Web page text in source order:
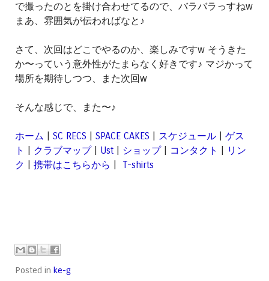
で撮ったのとを掛け合わせてるので、バラバラっすねw
まあ、雰囲気が伝わればなと♪
さて、次回はどこでやるのか、楽しみですw そうきた
か〜っていう意外性がたまらなく好きです♪ マジかって
場所を期待しつつ、また次回w
そんな感じで、また〜♪
ホーム SC RECS SPACE CAKES スケジュール
ゲス
ト
クラブマップ| Ust ショップ| コンタクト
リン
ク
携帯はこちらから T-shirts
Posted in ke-g